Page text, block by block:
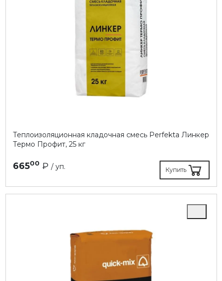
Теплоизоляционная кладочная смесь Perfekta Линкер
Термо Профит, 25 кг
66500 ₽ / уп. Купить